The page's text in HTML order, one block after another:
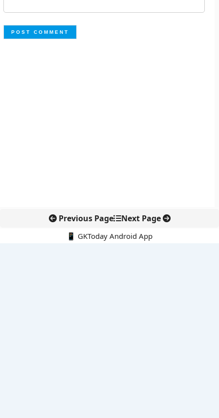
Previous Page Next Page
📱 GKToday Android App